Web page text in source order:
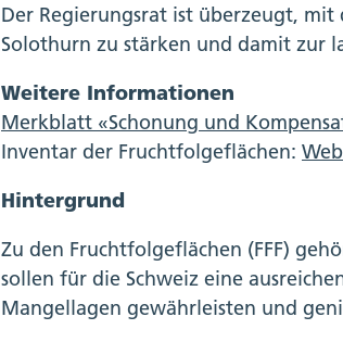
Der Regierungsrat ist überzeugt, mit
Solothurn zu stärken und damit zur
Weitere Informationen
Merkblatt «Schonung und
Inventar der Fruchtfolgeflächen:
Hintergrund
Zu den Fruchtfolgeflächen (FFF)
sollen für die Schweiz eine
Mangellagen gewährleisten und